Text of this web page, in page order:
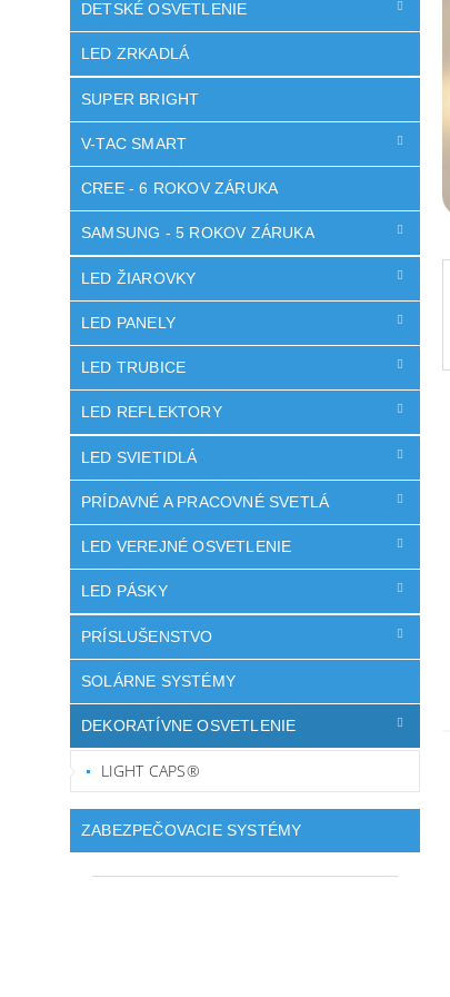
DETSKÉ OSVETLENIE
LED ZRKADLÁ
SUPER BRIGHT
V-TAC SMART
CREE - 6 ROKOV ZÁRUKA
SAMSUNG - 5 ROKOV ZÁRUKA
LED ŽIAROVKY
LED PANELY
LED TRUBICE
LED REFLEKTORY
LED SVIETIDLÁ
PRÍDAVNÉ A PRACOVNÉ SVETLÁ
LED VEREJNÉ OSVETLENIE
LED PÁSKY
PRÍSLUŠENSTVO
SOLÁRNE SYSTÉMY
DEKORATÍVNE OSVETLENIE
LIGHT CAPS®
ZABEZPEČOVACIE SYSTÉMY